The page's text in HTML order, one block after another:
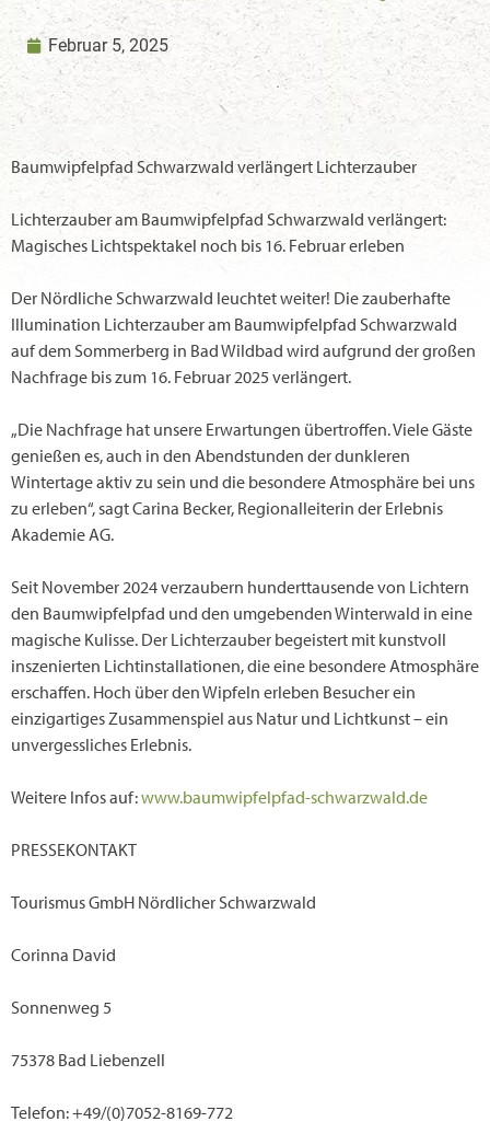
Februar 5, 2025
Baumwipfelpfad Schwarzwald verlängert Lichterzauber
Lichterzauber am Baumwipfelpfad Schwarzwald verlängert:
Magisches Lichtspektakel noch bis 16. Februar erleben
Der Nördliche Schwarzwald leuchtet weiter! Die zauberhafte
Illumination Lichterzauber am Baumwipfelpfad Schwarzwald
auf dem Sommerberg in Bad Wildbad wird aufgrund der großen
Nachfrage bis zum 16. Februar 2025 verlängert.
„Die Nachfrage hat unsere Erwartungen übertroffen. Viele Gäste
genießen es, auch in den Abendstunden der dunkleren
Wintertage aktiv zu sein und die besondere Atmosphäre bei uns
zu erleben“, sagt Carina Becker, Regionalleiterin der Erlebnis
Akademie AG.
Seit November 2024 verzaubern hunderttausende von Lichtern
den Baumwipfelpfad und den umgebenden Winterwald in eine
magische Kulisse. Der Lichterzauber begeistert mit kunstvoll
inszenierten Lichtinstallationen, die eine besondere Atmosphäre
erschaffen. Hoch über den Wipfeln erleben Besucher ein
einzigartiges Zusammenspiel aus Natur und Lichtkunst – ein
unvergessliches Erlebnis.
Weitere Infos auf:www.baumwipfelpfad-schwarzwald.de
PRESSEKONTAKT
Tourismus GmbH Nördlicher Schwarzwald
Corinna David
Sonnenweg 5
75378 Bad Liebenzell
Telefon:+49/(0)7052-8169-772